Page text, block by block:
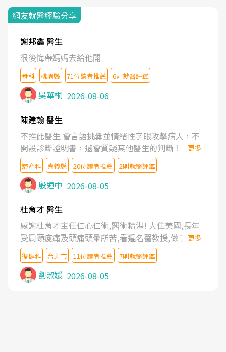
網友就醫經驗分享
謝邦鑫 醫生
很後悔帶媽媽去給他開
骨科 桃園縣 71位讀者推薦 6則就醫評鑑
吳華桐 2026-08-06
陳建翰 醫生
不推此醫生 會言語挑釁並情緒性字眼攻擊病人，不
開設診斷證明書，還會質疑其他醫生的判斷！
更多
婦產科 嘉義縣 20位讀者推薦 2則就醫評鑑
殷迺中 2026-08-05
杜育才 醫生
感謝杜育才主任仁心仁術,醫術精湛! 人住美國,長年
受肩頸痠痛及頭痛頭暈所苦,看遍名醫教授,做了各種
檢查,也嘗試過西醫打針,中醫針灸及物理徒手治療都
沒有用,後來連吃到嗎啡類止痛藥都效果有限,只是壓
症狀,沒多久就痛起來,多年失眠嚴重影響生活品質.
台灣親友介紹忠孝醫院杜育才主任是頸頭症候群專
更多
復健科 台北市 11位讀者推薦 7則就醫評鑑
劉淑媛 2026-08-05